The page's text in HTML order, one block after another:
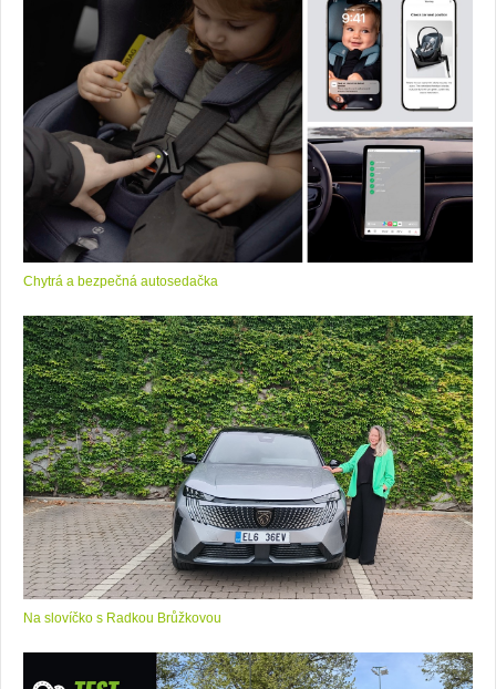
Chytrá a bezpečná autosedačka
Na slovíčko s Radkou Brůžkovou